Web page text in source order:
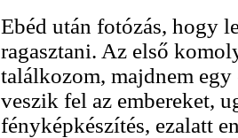
Ebéd után fotózás, hogy
ragasztani. Az első
találkozom, majdnem
veszik fel az embereket,
fényképkészítés, ezalatt